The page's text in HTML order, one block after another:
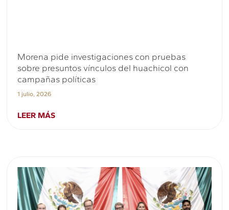
Morena pide investigaciones con pruebas
sobre presuntos vínculos del huachicol con
campañas políticas
1 julio, 2026
LEER MÁS